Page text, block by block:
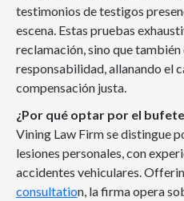
testimonios de testigos
escena. Estas pruebas
reclamación, sino que
responsabilidad, allanando el
compensación justa.
¿Por qué optar por el
Vining Law Firm se distingue
lesiones personales, con
accidentes vehiculares.
consultation, la firma opera